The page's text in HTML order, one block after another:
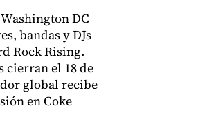
DC
bandas y DJs
Rock Rising.
cierran el 18 de
global recibe
en Coke